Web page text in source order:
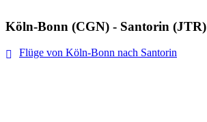
Köln-Bonn (CGN) - Santorin (JTR)
Flüge von Köln-Bonn nach Santorin